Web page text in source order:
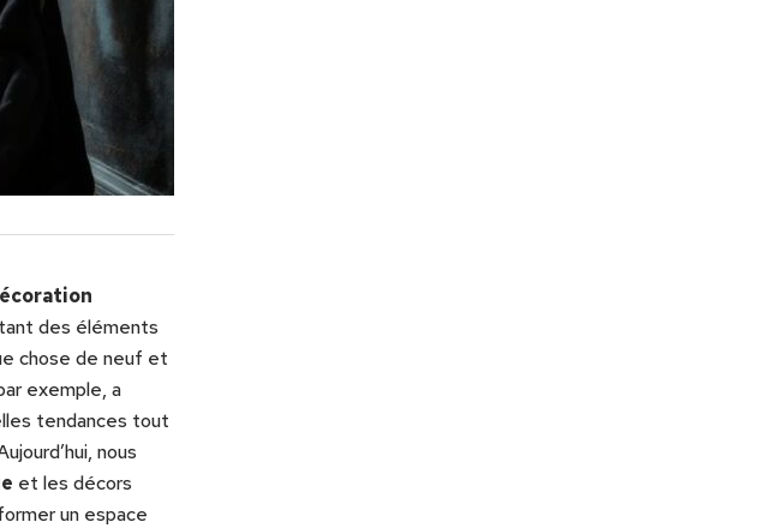
des éléments
chose de neuf et
exemple, a
tendances tout
nous
et les décors
un espace